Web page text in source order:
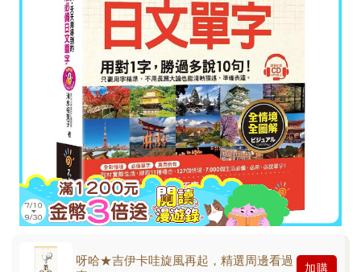
呀哈★吉伊卡哇旋風再起，精選周邊看過
加購